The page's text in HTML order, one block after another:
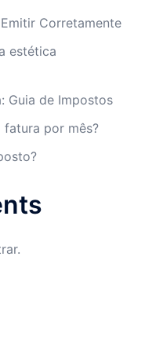
Corretamente
estética
Guia de Impostos
fatura por mês?